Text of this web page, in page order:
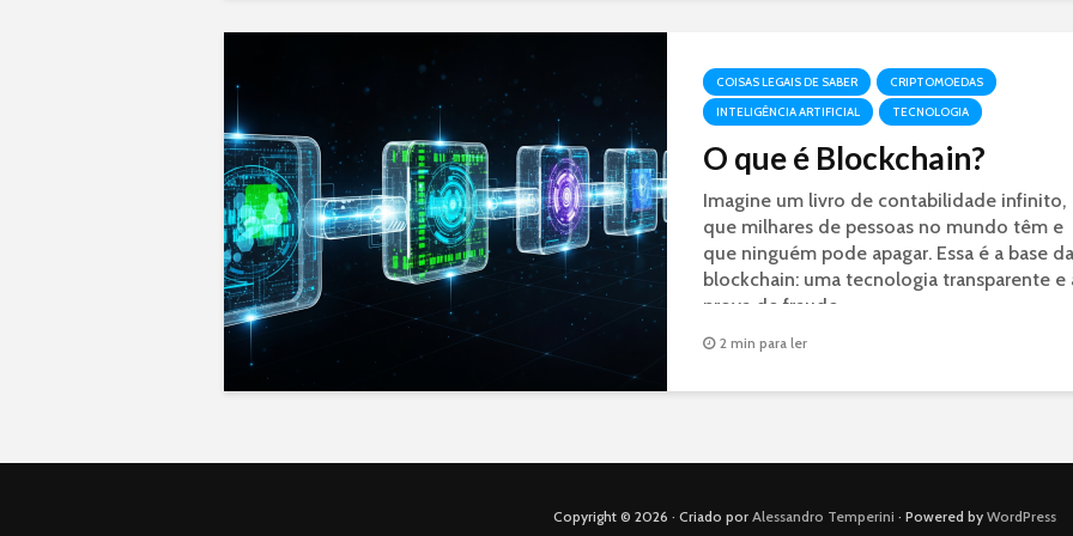
COISAS LEGAIS DE SABER
CRIPTOMOEDAS
INTELIGÊNCIA ARTIFICIAL
TECNOLOGIA
O que é Blockchain?
Imagine um livro de contabilidade infinito,
que milhares de pessoas no mundo têm e
que ninguém pode apagar. Essa é a base da
blockchain: uma tecnologia transparente e
prova de fraude.
2 min para ler
Copyright © 2026 · Criado por Alessandro Temperini · Powered by WordPress